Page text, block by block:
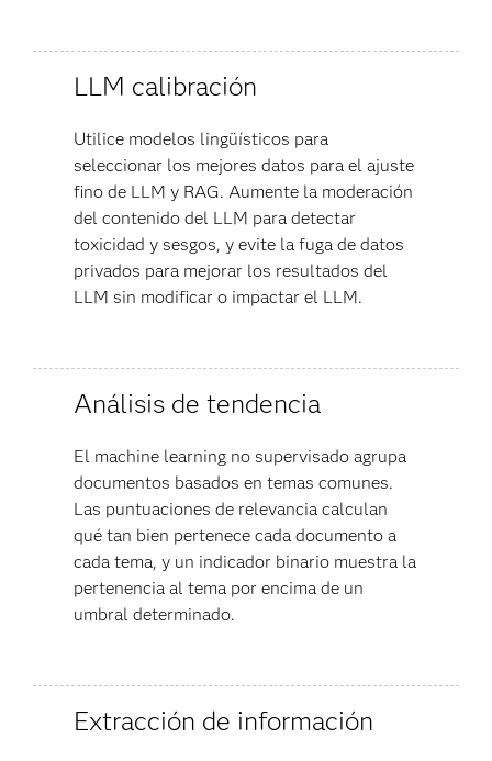
LLM calibración
Utilice modelos lingüísticos para
seleccionar los mejores datos para el ajuste
fino de LLM y RAG. Aumente la moderación
del contenido del LLM para detectar
toxicidad y sesgos, y evite la fuga de datos
privados para mejorar los resultados del
LLM sin modificar o impactar el LLM.
Análisis de tendencia
El machine learning no supervisado agrupa
documentos basados en temas comunes.
Las puntuaciones de relevancia calculan
qué tan bien pertenece cada documento a
cada tema, y un indicador binario muestra la
pertenencia al tema por encima de un
umbral determinado.
Extracción de información